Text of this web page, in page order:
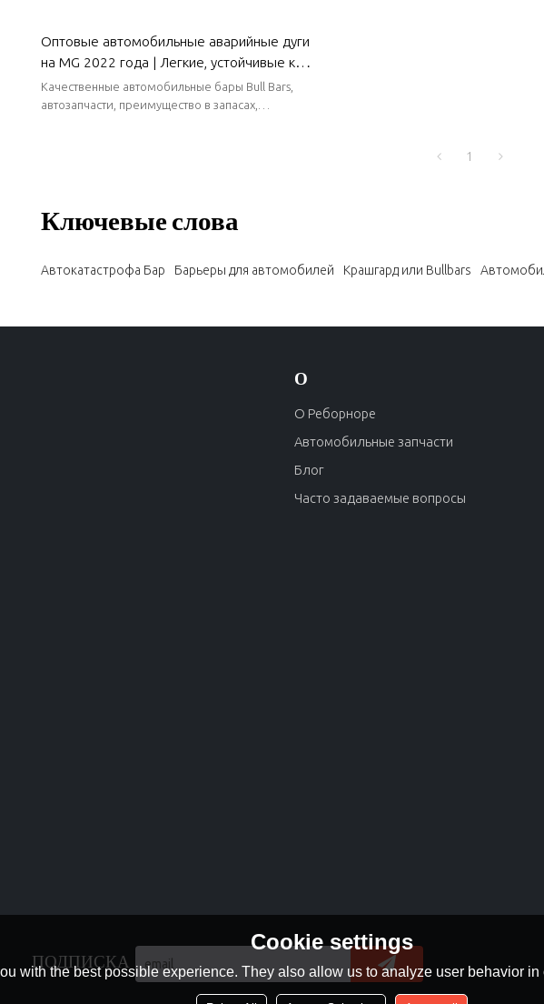
Оптовые автомобильные аварийные дуги
на MG 2022 года | Легкие, устойчивые к
коррозии и жаростойкие | Авто кузовные
детали для MG
Качественные автомобильные бары Bull Bars,
автозапчасти, преимущество в запасах,
1
Ключевые слова
Автокатастрофа Бар Барьеры для автомобилей Крашгард или Bullbars
О
О Реборноре
Автомобильные запчасти
Блог
Часто задаваемые вопросы
ПОДПИСКА
Cookie settings
with the best possible experience. They also allow us to analyze user behavior